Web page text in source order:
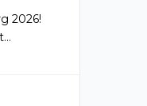
2026!
niet